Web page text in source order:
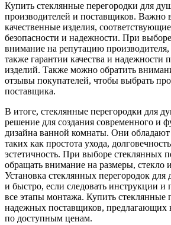
Купить стеклянные перегородки для
производителей и поставщиков. Важно
качественные изделия,
безопасности и надежности. При
внимание на репутацию
также гарантии качества и надежности
изделий. Также можно обратить
отзывы покупателей, чтобы выбрать
поставщика.
В итоге, стеклянные перегородки для
решение для создания современного и
дизайна ванной комнаты. Они
таких как простота ухода,
эстетичность. При выборе стеклянных
обращать внимание на размеры, стекло
Установка стеклянных перегородок
и быстро, если следовать инструкции
все этапы монтажа. Купить стеклянные
надежных поставщиков, предлагающих
по доступным ценам.